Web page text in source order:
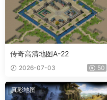
传奇高清地图A-22
2026-07-03 50
真彩地图